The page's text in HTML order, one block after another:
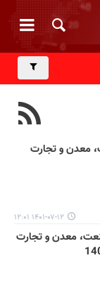
معدن و تجارت
۱۴۰۱-۰۷-۱۲ ۱۲:۰۱
معدن و تجارت